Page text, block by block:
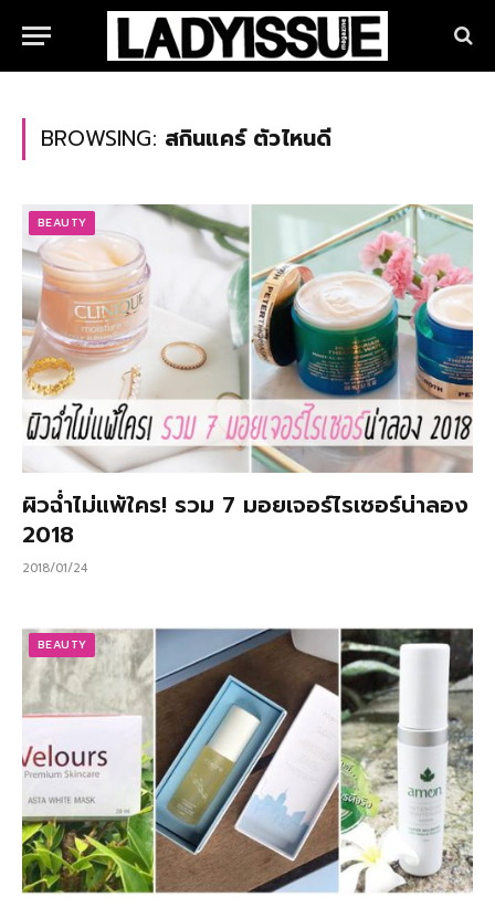
BROWSING: สกินแคร์ ตัวไหนดี
BEAUTY
ผิวฉ่ำไม่แพ้ใคร! รวม 7 มอยเจอร์ไรเซอร์น่าลอง
2018
2018/01/24
BEAUTY